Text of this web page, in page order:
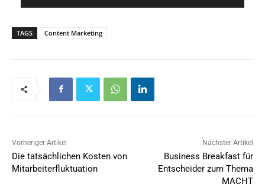
TAGS Content Marketing
Vorheriger Artikel
Die tatsächlichen Kosten von
Mitarbeiterfluktuation
Nächster Artikel
Business Breakfast für
Entscheider zum Thema
MACHT